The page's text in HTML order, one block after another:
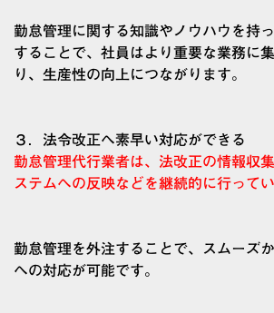
勤怠管理に関する知識やノウハウを持
することで、社員はより重要な業務に
り、生産性の向上につながります。
３．法令改正へ素早い対応ができる
勤怠管理代行業者は、法改正の情報収
ステムへの反映などを継続的に行ってい
勤怠管理を外注することで、スムーズ
への対応が可能です。